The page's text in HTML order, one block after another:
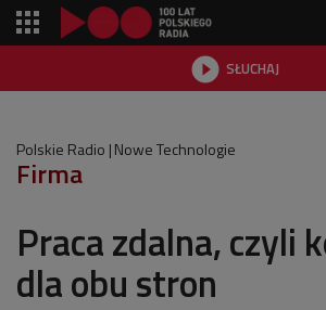
 SŁUCHAJ
Polskie Radio Nowe Technologie
Firma
Praca zdalna, czyli
dla obu stron